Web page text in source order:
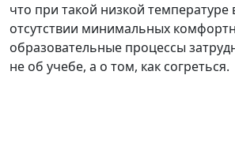
что при такой низкой
отсутствии минимальных
образовательные процессы
не об учебе, а о том, как согреться.